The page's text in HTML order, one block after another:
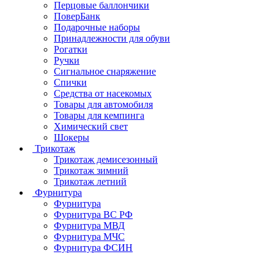
Перцовые баллончики
ПоверБанк
Подарочные наборы
Принадлежности для обуви
Рогатки
Ручки
Сигнальное снаряжение
Спички
Средства от насекомых
Товары для автомобиля
Товары для кемпинга
Химический свет
Шокеры
Трикотаж
Трикотаж демисезонный
Трикотаж зимний
Трикотаж летний
Фурнитура
Фурнитура
Фурнитура ВС РФ
Фурнитура МВД
Фурнитура МЧС
Фурнитура ФСИН